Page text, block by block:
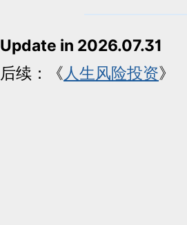
Update in 2026.07.31
后续：《人生风险投资》